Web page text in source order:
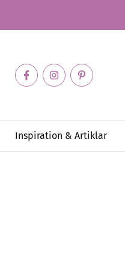
Inspiration & Artiklar